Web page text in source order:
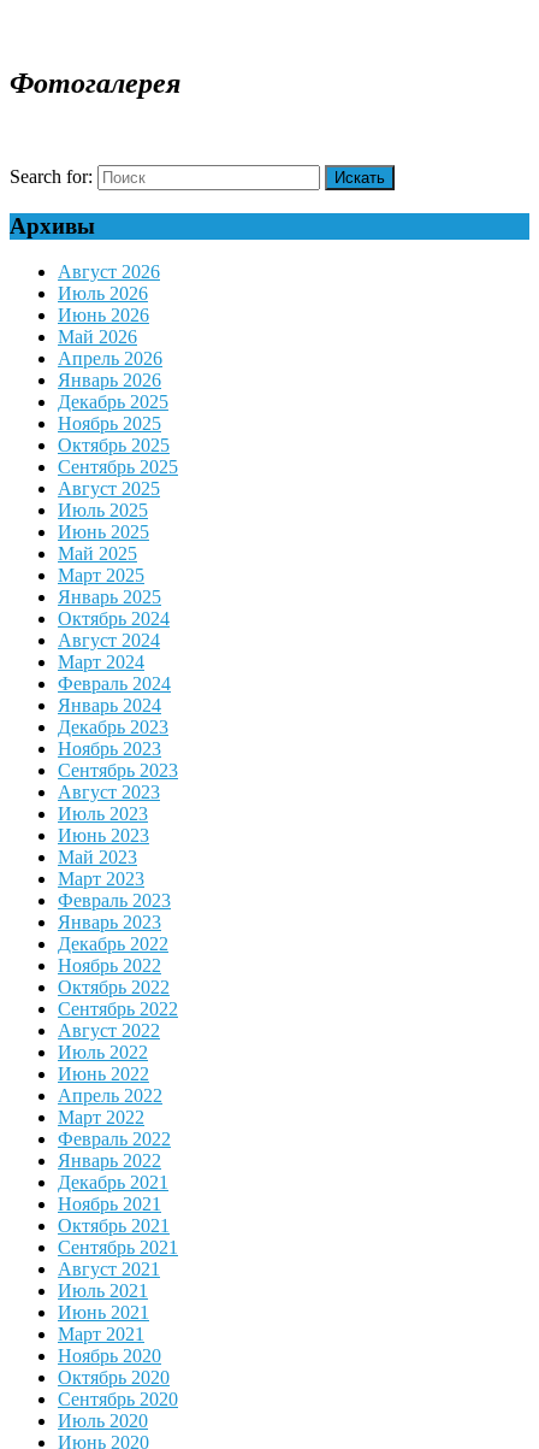
Фотогалерея
Search for:
Архивы
Август 2026
Июль 2026
Июнь 2026
Май 2026
Апрель 2026
Январь 2026
Декабрь 2025
Ноябрь 2025
Октябрь 2025
Сентябрь 2025
Август 2025
Июль 2025
Июнь 2025
Май 2025
Март 2025
Январь 2025
Октябрь 2024
Август 2024
Март 2024
Февраль 2024
Январь 2024
Декабрь 2023
Ноябрь 2023
Сентябрь 2023
Август 2023
Июль 2023
Июнь 2023
Май 2023
Март 2023
Февраль 2023
Январь 2023
Декабрь 2022
Ноябрь 2022
Октябрь 2022
Сентябрь 2022
Август 2022
Июль 2022
Июнь 2022
Апрель 2022
Март 2022
Февраль 2022
Январь 2022
Декабрь 2021
Ноябрь 2021
Октябрь 2021
Сентябрь 2021
Август 2021
Июль 2021
Июнь 2021
Март 2021
Ноябрь 2020
Октябрь 2020
Сентябрь 2020
Июль 2020
Июнь 2020